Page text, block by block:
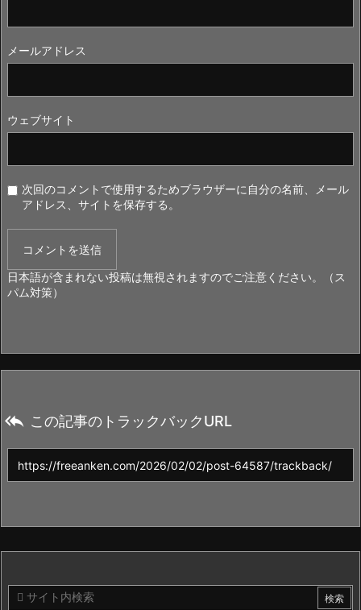
メールアドレス
ウェブサイト
次回のコメントで使用するためブラウザーに自分の名前、メール
アドレス、サイトを保存する。
日本語が含まれない投稿は無視されますのでご注意ください。（ス
パム対策）
 この記事のトラックバックURL